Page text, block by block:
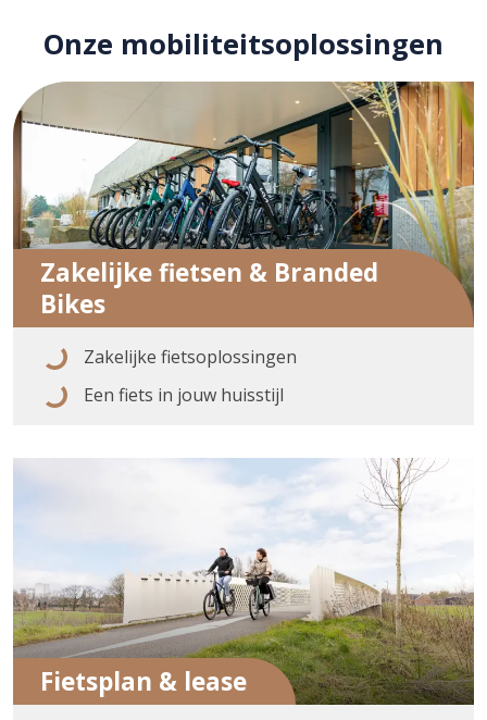
Onze mobiliteitsoplossingen
Zakelijke fietsen & Branded
Bikes
Zakelijke fietsoplossingen
Een fiets in jouw huisstijl
Fietsplan & lease